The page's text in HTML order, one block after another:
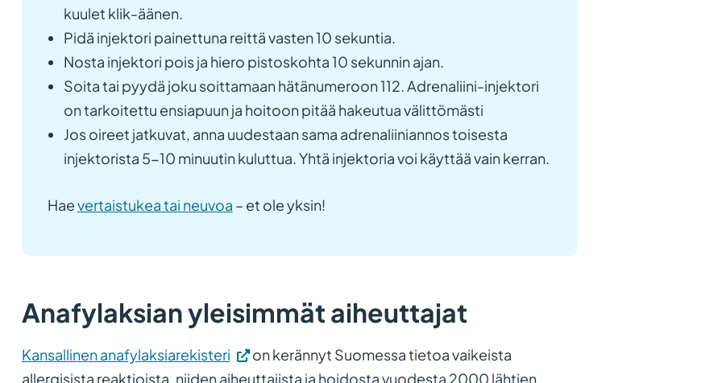
kuulet klik-äänen.
Pidä injektori painettuna reittä vasten 10 sekuntia.
Nosta injektori pois ja hiero pistoskohta 10 sekunnin ajan.
Soita tai pyydä joku soittamaan hätänumeroon 112. Adrenaliini-injektori
on tarkoitettu ensiapuun ja hoitoon pitää hakeutua välittömästi
Jos oireet jatkuvat, anna uudestaan sama adrenaliiniannos toisesta
injektorista 5-10 minuutin kuluttua. Yhtä injektoria voi käyttää vain kerran.
Haevertaistukea tai neuvoa – et ole yksin!
Anafylaksian yleisimmät aiheuttajat
Kansallinen anafylaksiarekisteri(Vieraile
ulkoisella
on kerännyt Suomessa tietoa vaikeista
allergisista reaktioista, niiden aiheuttajista ja hoidosta vuodesta 2000 lähtien.